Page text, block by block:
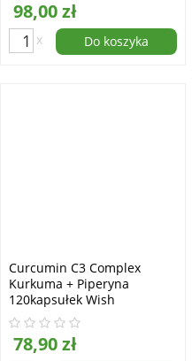
98,00 zł
x Do koszyka
Curcumin C3 Complex
Kurkuma + Piperyna
120kapsułek Wish
Pharmaceutical
78,90 zł